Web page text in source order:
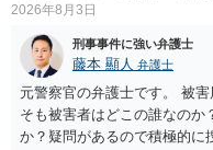
2026年8月3日
刑事事件に強い弁護士
藤本 顯人 弁護士
元警察官の弁護士です。 被
そも被害者はどこの誰なのか
か？疑問があるので積極的に